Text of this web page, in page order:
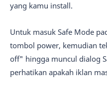
yang kamu install.
Untuk masuk Safe Mode
tombol power, kemudian
off" hingga muncul dialog
perhatikan apakah iklan